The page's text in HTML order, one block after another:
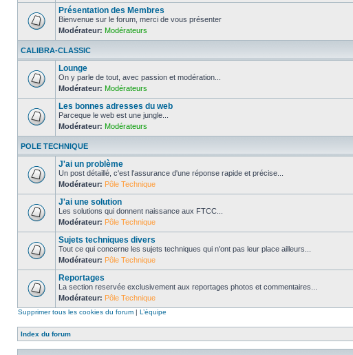
Présentation des Membres
Bienvenue sur le forum, merci de vous présenter
Modérateur: Modérateurs
CALIBRA-CLASSIC
Lounge
On y parle de tout, avec passion et modération...
Modérateur: Modérateurs
Les bonnes adresses du web
Parceque le web est une jungle...
Modérateur: Modérateurs
POLE TECHNIQUE
J'ai un problème
Un post détaillé, c'est l'assurance d'une réponse rapide et précise...
Modérateur: Pôle Technique
J'ai une solution
Les solutions qui donnent naissance aux FTCC...
Modérateur: Pôle Technique
Sujets techniques divers
Tout ce qui concerne les sujets techniques qui n'ont pas leur place ailleurs...
Modérateur: Pôle Technique
Reportages
La section reservée exclusivement aux reportages photos et commentaires...
Modérateur: Pôle Technique
Supprimer tous les cookies du forum | L’équipe
Index du forum